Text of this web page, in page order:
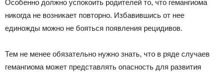
Особенно должно успокоить родителей то, что гемангиома
никогда не возникает повторно. Избавившись от нее
единожды можно не бояться появления рецидивов.
Тем не менее обязательно нужно знать, что в ряде случаев
гемангиома может представлять опасность для развития